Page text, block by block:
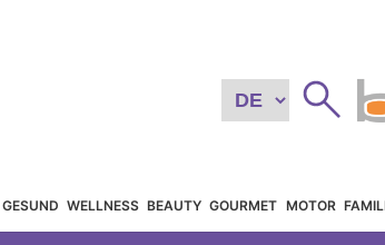
GESUND WELLNESS BEAUTY GOURMET MOTOR